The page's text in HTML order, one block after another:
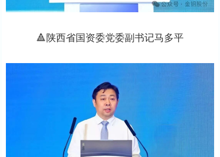
🔺陕西省国资委党委副书记马多平